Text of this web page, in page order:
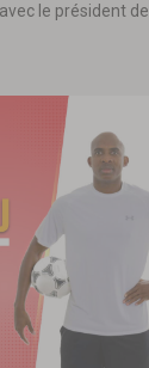
le président de